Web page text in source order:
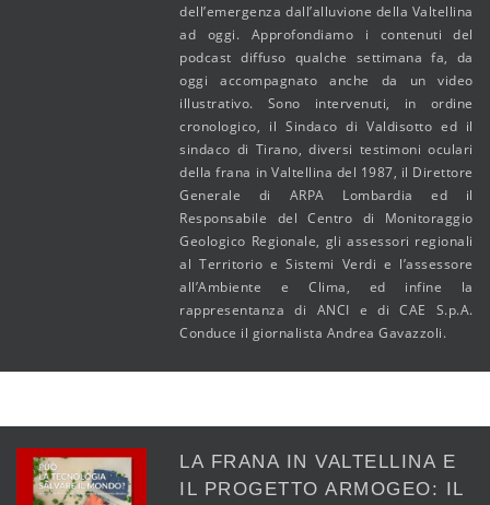
dell’emergenza dall’alluvione della Valtellina
ad oggi. Approfondiamo i contenuti del
podcast diffuso qualche settimana fa, da
oggi accompagnato anche da un video
illustrativo. Sono intervenuti, in ordine
cronologico, il Sindaco di Valdisotto ed il
sindaco di Tirano, diversi testimoni oculari
della frana in Valtellina del 1987, il Direttore
Generale di ARPA Lombardia ed il
Responsabile del Centro di Monitoraggio
Geologico Regionale, gli assessori regionali
al Territorio e Sistemi Verdi e l’assessore
all’Ambiente e Clima, ed infine la
rappresentanza di ANCI e di CAE S.p.A.
Conduce il giornalista Andrea Gavazzoli.
LA FRANA IN VALTELLINA E
IL PROGETTO ARMOGEO: IL